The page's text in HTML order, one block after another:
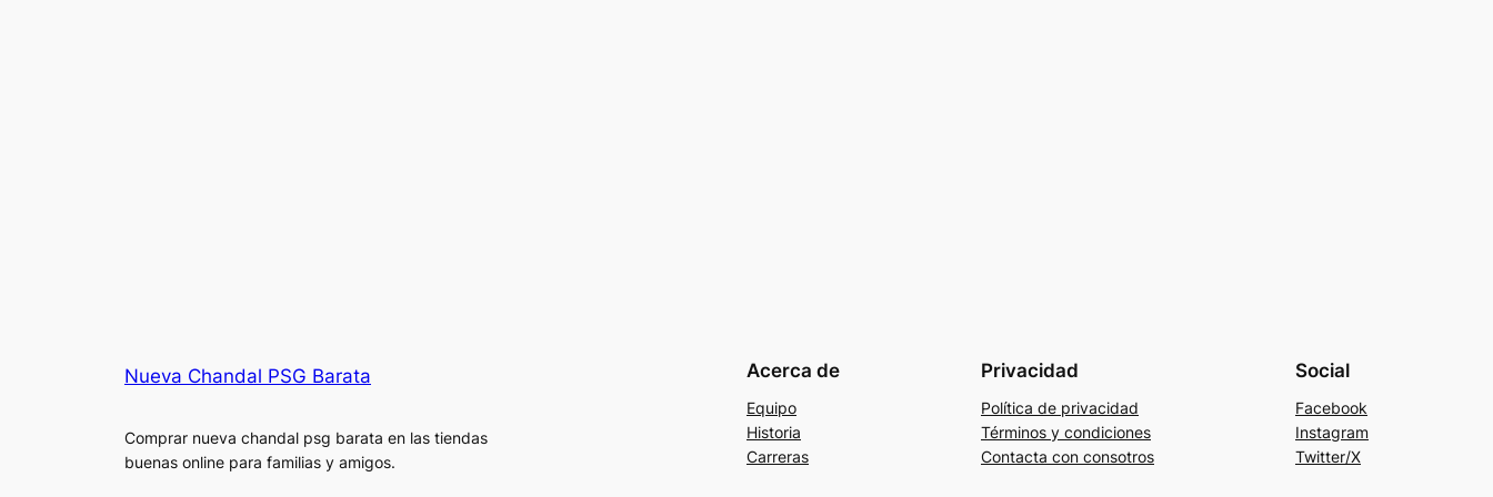
Nueva Chandal PSG Barata
Comprar nueva chandal psg barata en las tiendas
buenas online para familias y amigos.
Acerca de
Equipo
Historia
Carreras
Privacidad
Política de privacidad
Términos y condiciones
Contacta con consotros
Social
Facebook
Instagram
Twitter/X